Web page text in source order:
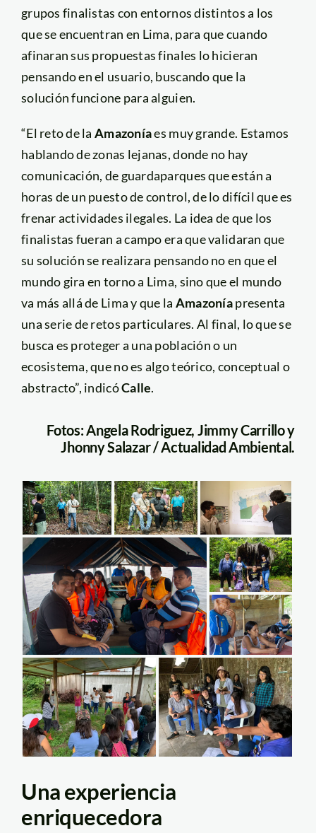
grupos finalistas con entornos distintos a los
que se encuentran en Lima, para que cuando
afinaran sus propuestas finales lo hicieran
pensando en el usuario, buscando que la
solución funcione para alguien.
“El reto de laAmazoníaes muy grande. Estamos
hablando de zonas lejanas, donde no hay
comunicación, de guardaparques que están a
horas de un puesto de control, de lo difícil que es
frenar actividades ilegales. La idea de que los
finalistas fueran a campo era que validaran que
su solución se realizara pensando no en que el
mundo gira en torno a Lima, sino que el mundo
va más allá de Lima y que la Amazoníapresenta
una serie de retos particulares. Al final, lo que se
busca es proteger a una población o un
ecosistema, que no es algo teórico, conceptual o
abstracto”, indicóCalle.
Fotos: Angela Rodriguez, Jimmy Carrillo y
Jhonny Salazar / Actualidad Ambiental.
Una experiencia
enriquecedora